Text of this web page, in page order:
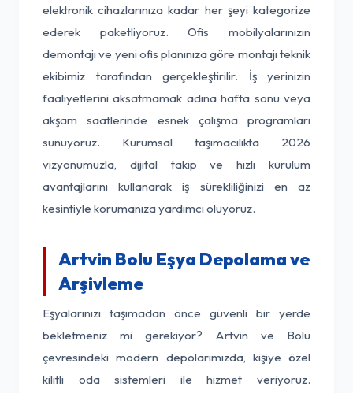
elektronik cihazlarınıza kadar her şeyi kategorize
ederek paketliyoruz. Ofis mobilyalarınızın
demontajı ve yeni ofis planınıza göre montajı teknik
ekibimiz tarafından gerçekleştirilir. İş yerinizin
faaliyetlerini aksatmamak adına hafta sonu veya
akşam saatlerinde esnek çalışma programları
sunuyoruz. Kurumsal taşımacılıkta 2026
vizyonumuzla, dijital takip ve hızlı kurulum
avantajlarını kullanarak iş sürekliliğinizi en az
kesintiyle korumanıza yardımcı oluyoruz.
Artvin Bolu Eşya Depolama ve
Arşivleme
Eşyalarınızı taşımadan önce güvenli bir yerde
bekletmeniz mi gerekiyor? Artvin ve Bolu
çevresindeki modern depolarımızda, kişiye özel
kilitli oda sistemleri ile hizmet veriyoruz.